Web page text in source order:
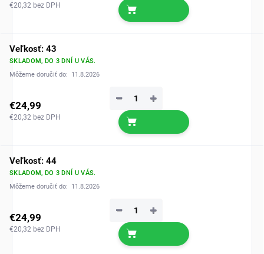
€20,32 bez DPH
Veľkosť: 43
SKLADOM, DO 3 DNÍ U VÁS.
Môžeme doručiť do:
11.8.2026
€24,99
€20,32 bez DPH
+
−
Veľkosť: 44
SKLADOM, DO 3 DNÍ U VÁS.
Môžeme doručiť do:
11.8.2026
€24,99
€20,32 bez DPH
+
−